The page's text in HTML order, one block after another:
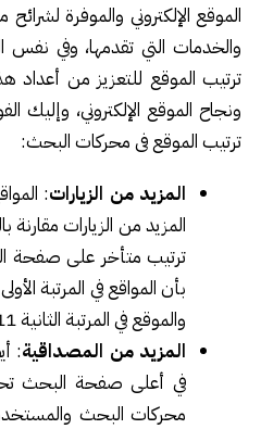
الموقع الإلكتروني والموفرة
والخدمات التي تقدمها، وفي
ترتيب الموقع للتعزيز من أعداد
ونجاح الموقع الإلكتروني، وإليك
ترتيب الموقع فى محركات البحث:
المزيد من الزيارات:
المزيد من الزيارات
ترتيب متأخر على صفحة
والموقع في المرتبة الثانية 11% أما في الثالثة 8%.
المزيد من المصداقية:
في أعلى صفحة البحث
محركات البحث